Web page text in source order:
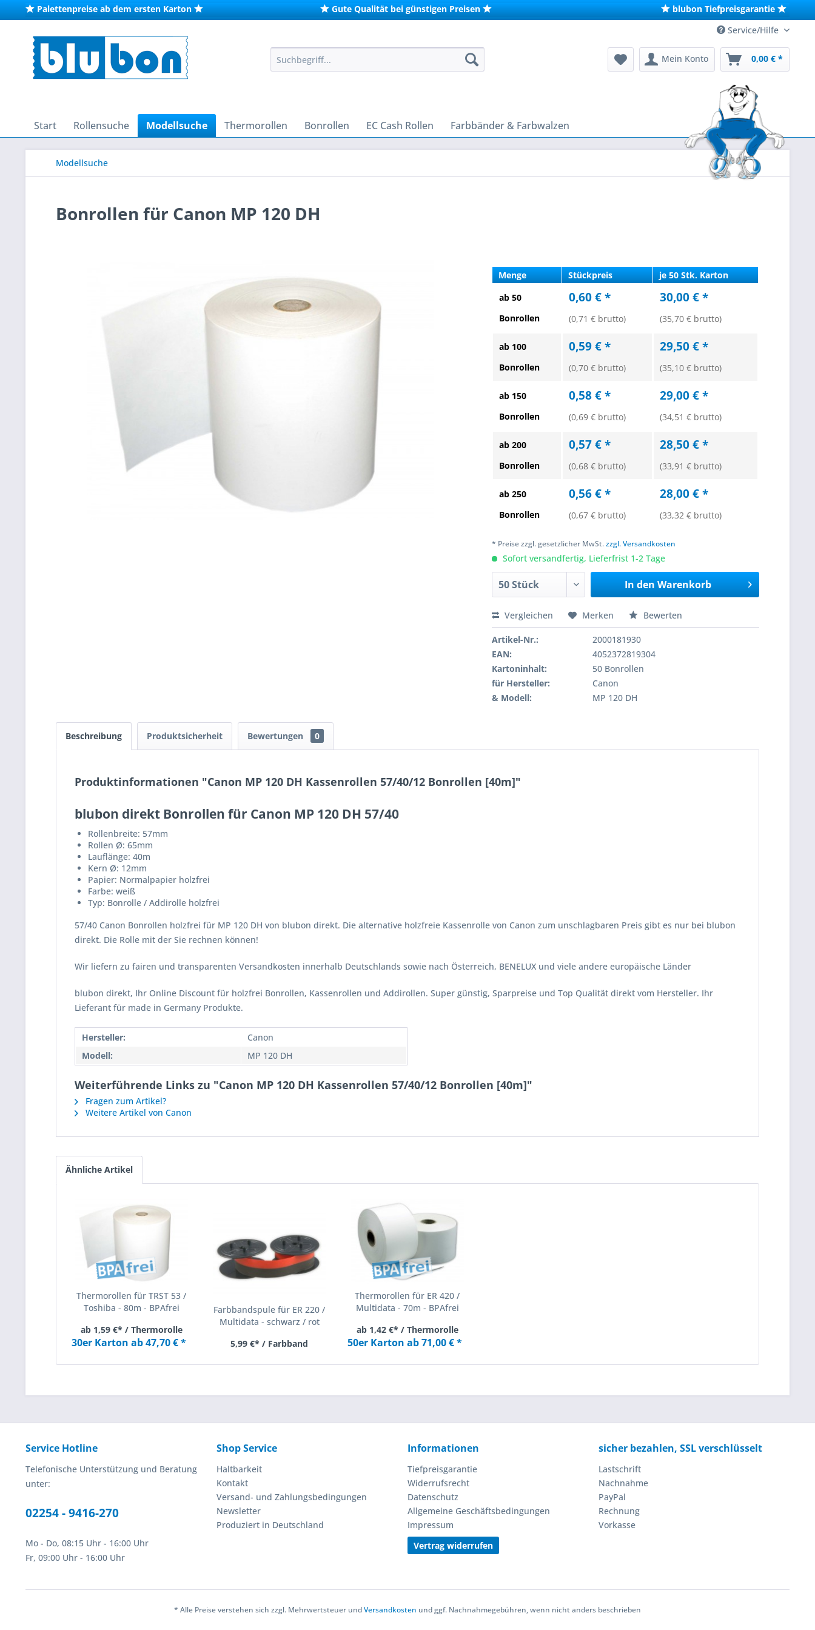
Palettenpreise ab dem ersten Karton Gute Qualität bei günstigen Preisen
blubon Tiefpreisgarantie
Service/Hilfe
Mein Konto 0,00 € *
Start Rollensuche Modellsuche Thermorollen Bonrollen EC Cash Rollen Farbbänder & Farbwalzen
Modellsuche
Bonrollen für Canon MP 120 DH
Menge Stückpreis
je 50 Stk. Karton
ab 50
Bonrollen
0,60 € *
(0,71 € brutto)
30,00 € *
(35,70 € brutto)
ab 100
Bonrollen
0,59 € *
(0,70 € brutto)
29,50 € *
(35,10 € brutto)
ab 150
Bonrollen
0,58 € *
(0,69 € brutto)
29,00 € *
(34,51 € brutto)
ab 200
Bonrollen
0,57 € *
(0,68 € brutto)
28,50 € *
(33,91 € brutto)
ab 250
Bonrollen
0,56 € *
(0,67 € brutto)
28,00 € *
(33,32 € brutto)
* Preise zzgl. gesetzlicher MwSt.zzgl. Versandkosten
Sofort versandfertig, Lieferfrist 1-2 Tage
In den Warenkorb
Vergleichen Merken Bewerten
Artikel-Nr.:
2000181930
EAN:
4052372819304
Kartoninhalt:
50 Bonrollen
für Hersteller:
Canon
& Modell:
MP 120 DH
Beschreibung Produktsicherheit Bewertungen 0
Produktinformationen "Canon MP 120 DH Kassenrollen 57/40/12 Bonrollen [40m]"
blubon direkt Bonrollen für Canon MP 120 DH 57/40
Rollenbreite: 57mm
Rollen Ø: 65mm
Lauflänge: 40m
Kern Ø: 12mm
Papier: Normalpapier holzfrei
Farbe: weiß
Typ: Bonrolle / Addirolle holzfrei
57/40 Canon Bonrollen holzfrei für MP 120 DH von blubon direkt. Die alternative holzfreie Kassenrolle von Canon zum unschlagbaren Preis gibt es nur bei blubon
direkt. Die Rolle mit der Sie rechnen können!
Wir liefern zu fairen und transparenten Versandkosten innerhalb Deutschlands sowie nach Österreich, BENELUX und viele andere europäische Länder
blubon direkt, Ihr Online Discount für holzfrei Bonrollen, Kassenrollen und Addirollen. Super günstig, Sparpreise und Top Qualität direkt vom Hersteller. Ihr
Lieferant für made in Germany Produkte.
Hersteller:
Canon
Modell:
MP 120 DH
Weiterführende Links zu "Canon MP 120 DH Kassenrollen 57/40/12 Bonrollen [40m]"
Fragen zum Artikel?
Weitere Artikel von Canon
Ähnliche Artikel
Thermorollen für TRST 53 /
Toshiba - 80m - BPAfrei
ab 1,59 €* / Thermorolle
30er Karton ab 47,70 € *
Farbbandspule für ER 220 /
Multidata - schwarz / rot
5,99 €* / Farbband
Thermorollen für ER 420 /
Multidata - 70m - BPAfrei
ab 1,42 €* / Thermorolle
50er Karton ab 71,00 € *
Service Hotline
Telefonische Unterstützung und Beratung
unter:
02254 - 9416-270
Mo - Do, 08:15 Uhr - 16:00 Uhr
Fr, 09:00 Uhr - 16:00 Uhr
Shop Service
Haltbarkeit
Kontakt
Versand- und Zahlungsbedingungen
Newsletter
Produziert in Deutschland
Informationen
Tiefpreisgarantie
Widerrufsrecht
Datenschutz
Allgemeine Geschäftsbedingungen
Impressum
Vertrag widerrufen
sicher bezahlen, SSL verschlüsselt
Lastschrift
Nachnahme
PayPal
Rechnung
Vorkasse
* Alle Preise verstehen sich zzgl. Mehrwertsteuer undVersandkosten und ggf. Nachnahmegebühren, wenn nicht anders beschrieben